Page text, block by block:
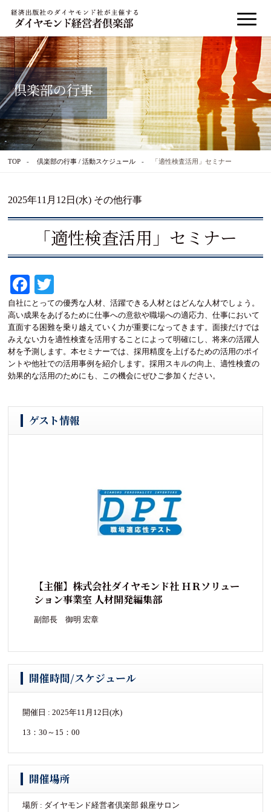
倶楽部の行事
TOP 倶楽部の行事 / 活動スケジュール 「適性検査活用」セミナー
2025年11月12日(水) その他行事
「適性検査活用」セミナー
Fa
ce
bo
ok
wi
tte
r
自社にとっての優秀な人材、活躍できる人材とはどんな人材でしょう。
高い成果をあげるために仕事への意欲や職場への適応力、仕事において
直面する困難を乗り越えていく力が重要になってきます。面接だけでは
みえない力を適性検査を活用することによって明確にし、将来の活躍人
材を予測します。本セミナーでは、採用精度を上げるための活用のポイ
ントや他社での活用事例を紹介します。採用スキルの向上、適性検査の
効果的な活用のためにも、この機会にぜひご参加ください。
ゲスト情報
【主催】株式会社ダイヤモンド社 ＨＲソリュー
ション事業室 人材開発編集部
副部長 御明 宏章
開催時間/スケジュール
開催日 : 2025年11月12日(水)
13：30～15：00
開催場所
場所 : ダイヤモンド経営者倶楽部 銀座サロン